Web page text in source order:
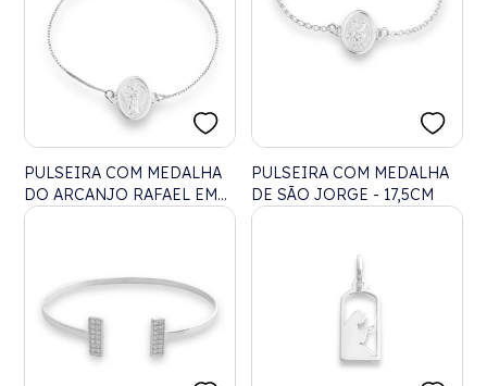
PULSEIRA COM MEDALHA
DO ARCANJO RAFAEL EM
RELEVO - 16CM
PULSEIRA COM MEDALHA
DE SÃO JORGE - 17,5CM